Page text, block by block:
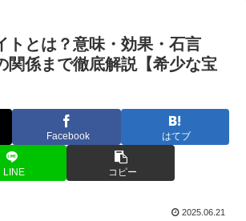
トとは？意味・効果・石言
関係まで徹底解説【希少な宝
Facebook はてブ
LINE コピー
2025.06.21